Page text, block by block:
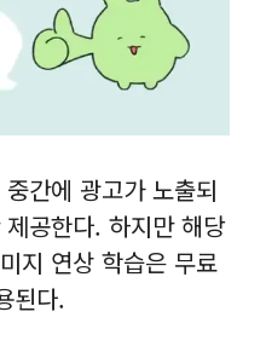
간에 광고가 노출되
공한다. 하지만 해당
지 연상 학습은 무료
된다.